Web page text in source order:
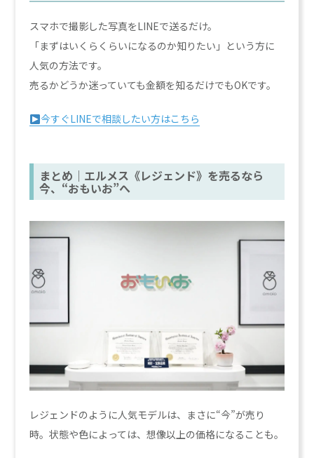
スマホで撮影した写真をLINEで送るだけ。
「まずはいくらくらいになるのか知りたい」という方に
人気の方法です。
売るかどうか迷っていても金額を知るだけでもOKです。
今すぐLINEで相談したい方はこちら
まとめ｜エルメス《レジェンド》を売るなら
今、“おもいお”へ
レジェンドのように人気モデルは、まさに“今”が売り
時。状態や色によっては、想像以上の価格になることも。